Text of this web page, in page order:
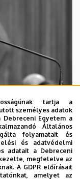
tartja a
személyes adatok
Egyetem a
Általános
folyamatait és
és adatvédelmi
adatait a Debreceni
megfelelve az
A GDPR előírásait
amelyet az